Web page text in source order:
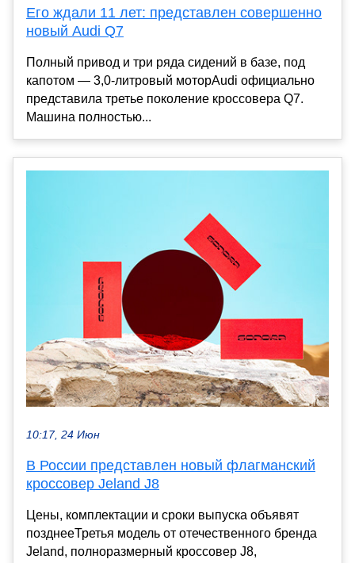
Его ждали 11 лет: представлен совершенно
новый Audi Q7
Полный привод и три ряда сидений в базе, под
капотом — 3,0-литровый моторAudi официально
представила третье поколение кроссовера Q7.
Машина полностью...
10:17, 24 Июн
В России представлен новый флагманский
кроссовер Jeland J8
Цены, комплектации и сроки выпуска объявят
позднееТретья модель от отечественного бренда
Jeland, полноразмерный кроссовер J8,